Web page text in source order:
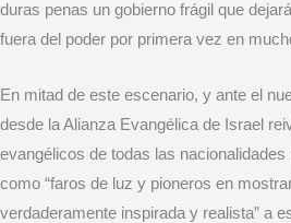
duras penas un gobierno frágil que
fuera del poder por primera vez en
En mitad de este escenario, y ante el
desde la Alianza Evangélica de Israel
evangélicos de todas las nacionalidades
como “faros de luz y pioneros en
verdaderamente inspirada y realista” a